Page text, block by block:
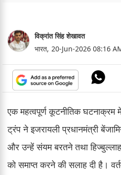
विक्रांत सिंह शेखावत
भारत, 20-Jun-2026 08:16
एक महत्वपूर्ण कूटनीतिक घटनाक्रम
ट्रंप ने इजरायली प्रधानमंत्री
और उन्हें संयम बरतने तथा
को समाप्त करने की सलाह दी है।